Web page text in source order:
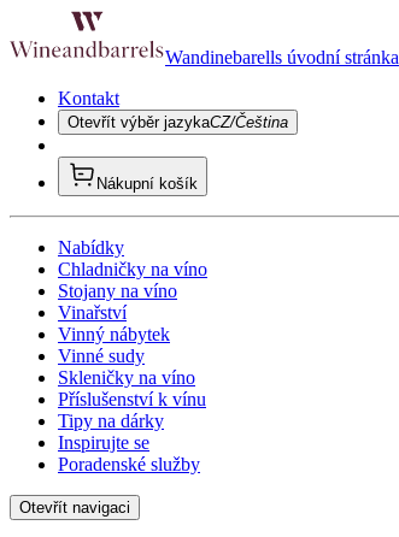
Wandinebarells úvodní stránka
Kontakt
Otevřít výběr jazykaCZ/Čeština
Nákupní košík
Nabídky
Chladničky na víno
Stojany na víno
Vinařství
Vinný nábytek
Vinné sudy
Skleničky na víno
Příslušenství k vínu
Tipy na dárky
Inspirujte se
Poradenské služby
Otevřít navigaci